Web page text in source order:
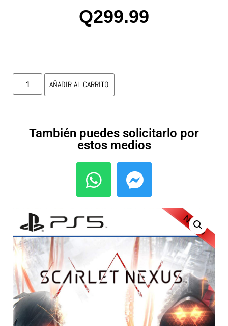
Q299.99
AÑADIR AL CARRITO
También puedes solicitarlo por
estos medios